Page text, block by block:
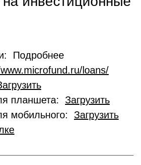
Подробнее
loans/
планшета: Загрузить
мобильного: Загрузить